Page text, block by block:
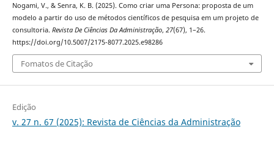
Nogami, V., & Senra, K. B. (2025). Como criar uma Persona: proposta de um
modelo a partir do uso de métodos científicos de pesquisa em um projeto de
consultoria. Revista De Ciências Da Administração, 27(67), 1–26.
https://doi.org/10.5007/2175-8077.2025.e98286
Fomatos de Citação
Edição
v. 27 n. 67 (2025): Revista de Ciências da Administração